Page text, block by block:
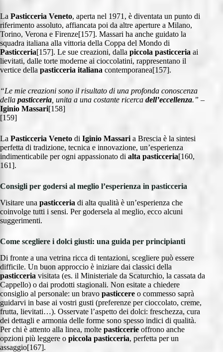
La Pasticceria Veneto, aperta nel 1971, è diventata un punto di
riferimento assoluto, affiancata poi da altre aperture a Milano,
Torino, Verona e Firenze[157]. Massari ha anche guidato la
squadra italiana alla vittoria della Coppa del Mondo di
Pasticceria[157]. Le sue creazioni, dalla piccola pasticceria ai
lievitati, dalle torte moderne ai cioccolatini, rappresentano il
vertice della pasticceria italiana contemporanea[157].
“Le mie creazioni sono il risultato di una profonda conoscenza
della pasticceria , unita a una costante ricerca dell’eccellenza.” –
Iginio Massari[158]
[159]
La Pasticceria Veneto di Iginio Massari a Brescia è la sintesi
perfetta di tradizione, tecnica e innovazione, un’esperienza
indimenticabile per ogni appassionato di alta pasticceria[160,
161].
Consigli per godersi al meglio l’esperienza in pasticceria
Visitare una pasticceria di alta qualità è un’esperienza che
coinvolge tutti i sensi. Per godersela al meglio, ecco alcuni
suggerimenti.
Come scegliere i dolci giusti: una guida per principianti
Di fronte a una vetrina ricca di tentazioni, scegliere può essere
difficile. Un buon approccio è iniziare dai classici della
pasticceria visitata (es. il Ministeriale da Scaturchio, la cassata da
Cappello) o dai prodotti stagionali. Non esitate a chiedere
consiglio al personale: un bravo pasticcere o commesso saprà
guidarvi in base ai vostri gusti (preferenze per cioccolato, creme,
frutta, lievitati…). Osservate l’aspetto dei dolci: freschezza, cura
dei dettagli e armonia delle forme sono spesso indici di qualità.
Per chi è attento alla linea, molte pasticcerie offrono anche
opzioni più leggere o piccola pasticceria, perfetta per un
assaggio[167].